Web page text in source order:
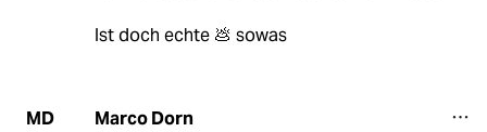
Ist doch echte 💩 sowas
MD Marco Dorn